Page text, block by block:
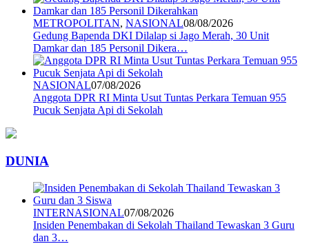
METROPOLITAN, NASIONAL08/08/2026
Gedung Bapenda DKI Dilalap si Jago Merah, 30 Unit
Damkar dan 185 Personil Dikera…
NASIONAL07/08/2026
Anggota DPR RI Minta Usut Tuntas Perkara Temuan 955
Pucuk Senjata Api di Sekolah
DUNIA
INTERNASIONAL07/08/2026
Insiden Penembakan di Sekolah Thailand Tewaskan 3 Guru
dan 3…